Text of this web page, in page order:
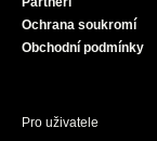
Ochrana soukromí
Obchodní podmínky
Pro uživatele